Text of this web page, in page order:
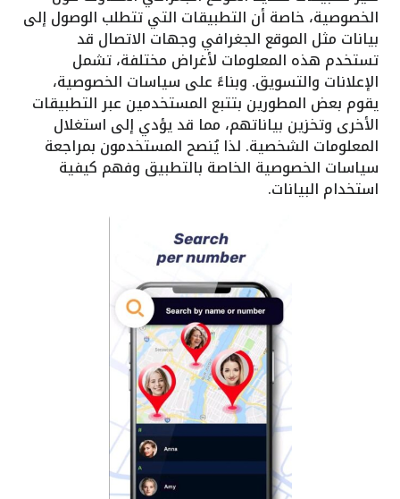
الخصوصية، خاصة أن التطبيقات التي تتطلب الوصول إلى
بيانات مثل الموقع الجغرافي وجهات الاتصال قد
تستخدم هذه المعلومات لأغراض مختلفة، تشمل
الإعلانات والتسويق. وبناءً على سياسات الخصوصية،
يقوم بعض المطورين بتتبع المستخدمين عبر التطبيقات
الأخرى وتخزين بياناتهم، مما قد يؤدي إلى استغلال
المعلومات الشخصية. لذا يُنصح المستخدمون بمراجعة
سياسات الخصوصية الخاصة بالتطبيق وفهم كيفية
استخدام البيانات.